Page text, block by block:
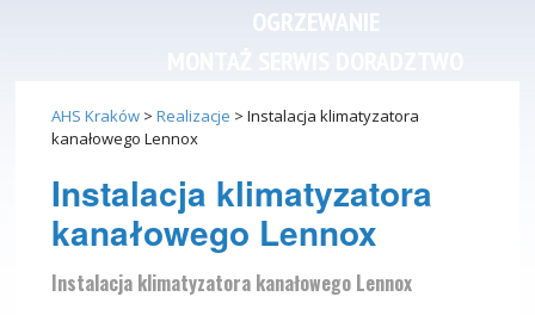
OGRZEWANIE
AHS Kraków > Realizacje > Instalacja klimatyzatora
kanałowego Lennox
Instalacja klimatyzatora
kanałowego Lennox
Instalacja klimatyzatora kanałowego Lennox